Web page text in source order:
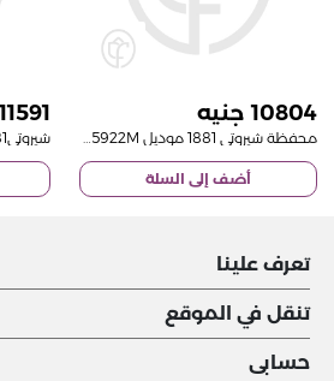
10804
محفظة شيروتي 1881 موديل CEPU05922M مع باقة وردة حمراء - 15 وردة
أضف إلى السلة
11591
تعرف علينا
تنقل في الموقع
حسابى